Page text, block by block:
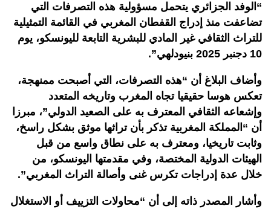
“الوفد الجزائري يتحمل مسؤولية هذه التصرفات التي
تضاعفت منذ إدراج القفطان المغربي في القائمة التمثيلية
للتراث الثقافي غير المادي للبشرية التابعة لليونسكو، يوم
10 دجنبر 2025 بنيودلهي”.
وأضاف البلاغ أن “هذه التصرفات، التي أصبحت ممنهجة،
تعكس هوسا حقيقيا تجاه المغرب وتاريخه المتعدد
وإشعاعه الثقافي المعترف به على الصعيد الدولي”، مبرزا
أن “المملكة المغربية تذكر بأن تراثها موثق بشكل راسخ،
وثابت تاريخيا، ومعترف به على نطاق واسع من قبل
الهيئات الدولية المختصة، وفي مقدمتها اليونسكو، من
خلال عدة إدراجات تكرس غنى وأصالة التراث المغربي”.
وأشار المصدر ذاته إلى أن “محاولات التزييف أو الاستغلال